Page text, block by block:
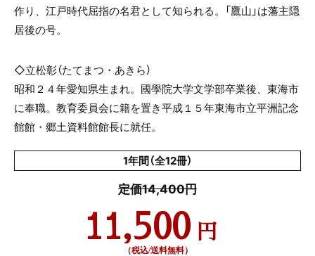
作り、江戸時代屈指の名君として知られる。「鷹山」は藩主隠
居後の号。
◇立松彰（たてまつ・あきら）
昭和２４年愛知県生まれ。國學院大学文学部卒業後、東海市
に奉職。教育委員会に籍を置き平成１５年東海市立平洲記念
館館・郷土資料館館長に就任。
1年間（全12冊）
定価14,400円
11,500 円
（税込/送料無料）